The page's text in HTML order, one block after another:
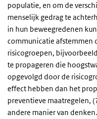
populatie, en om de
menselijk gedrag te
in hun beweegredenen
communicatie afstemmen
risicogroepen,
te propageren die
opgevolgd door de
effect hebben dan het
preventieve maatregelen,
andere manier van